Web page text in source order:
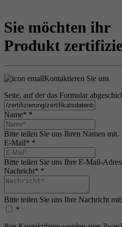
Sie möchten ihr
Produkt
Kontaktieren Sie uns
Seite, auf der das Formular
Name* *
Bitte teilen Sie uns Ihren Namen mit.
E-Mail* *
Bitte teilen Sie uns Ihre E-Mail-
Nachricht* *
Bitte teilen Sie uns Ihre Nachricht mit.
*